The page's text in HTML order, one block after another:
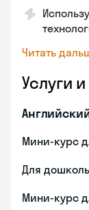
Читать
Услуги
Мини-курс
Для
Мини-курс